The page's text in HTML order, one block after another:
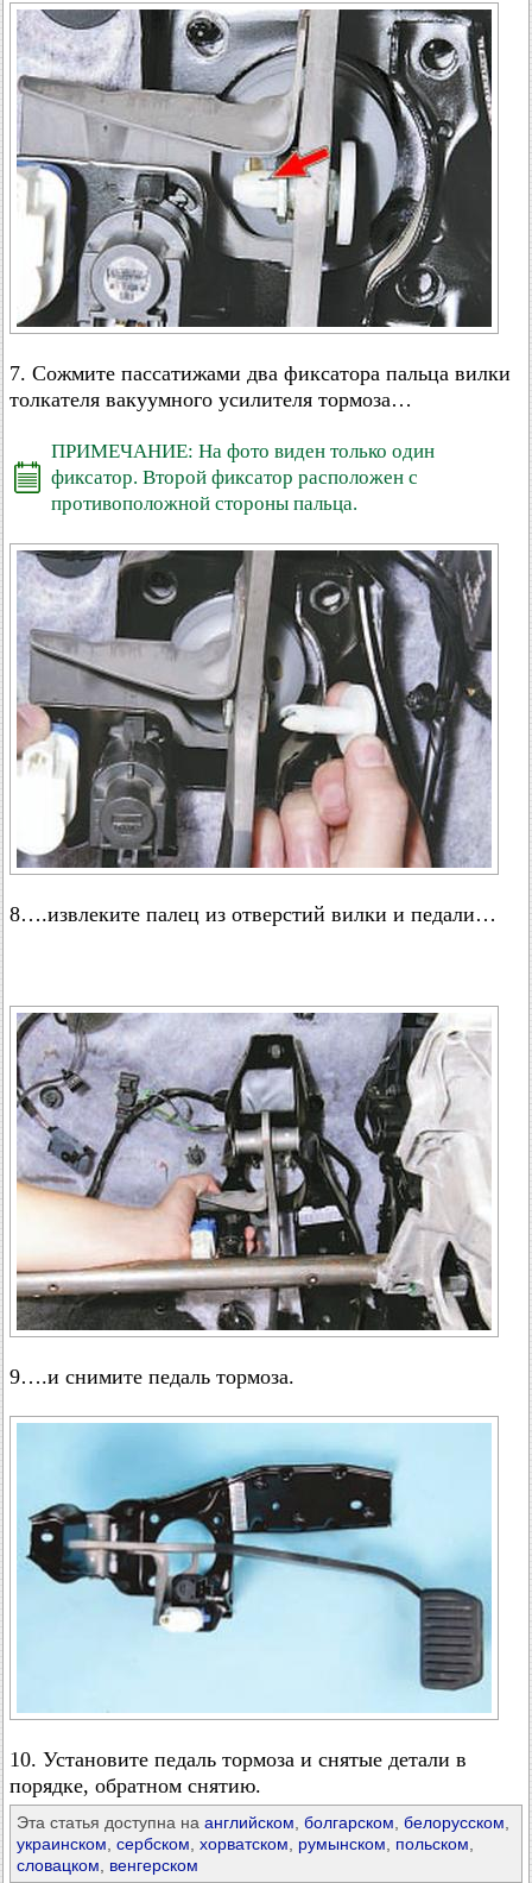
7. Сожмите пассатижами два фиксатора пальца вилки
толкателя вакуумного усилителя тормоза…
ПРИМЕЧАНИЕ: На фото виден только один
фиксатор. Второй фиксатор расположен с
противоположной стороны пальца.
8….извлеките палец из отверстий вилки и педали…
9….и снимите педаль тормоза.
10. Установите педаль тормоза и снятые детали в
порядке, обратном снятию.
Эта статья доступна на английском болгарском белорусском
украинском сербском хорватском румынском польском
словацком
венгерском